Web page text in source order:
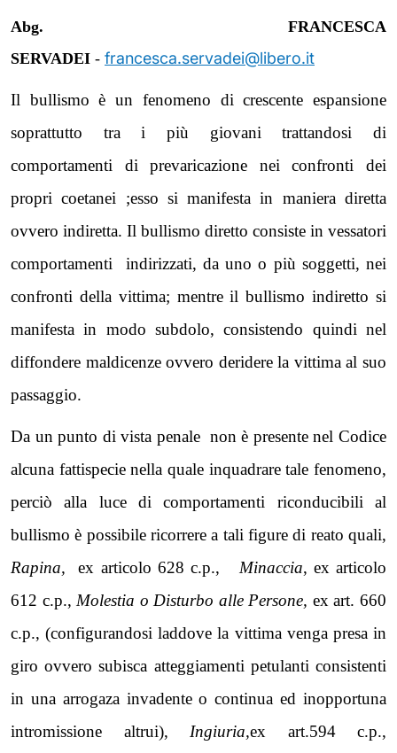
Abg. FRANCESCA
SERVADEI - francesca.servadei@libero.it
Il bullismo è un fenomeno di crescente espansione
soprattutto tra i più giovani trattandosi di
comportamenti di prevaricazione nei confronti dei
propri coetanei ;esso si manifesta in maniera diretta
ovvero indiretta. Il bullismo diretto consiste in vessatori
comportamenti indirizzati, da uno o più soggetti, nei
confronti della vittima; mentre il bullismo indiretto si
manifesta in modo subdolo, consistendo quindi nel
diffondere maldicenze ovvero deridere la vittima al suo
passaggio.
Da un punto di vista penale non è presente nel Codice
alcuna fattispecie nella quale inquadrare tale fenomeno,
perciò alla luce di comportamenti riconducibili al
bullismo è possibile ricorrere a tali figure di reato quali,
Rapina,
ex articolo 628 c.p., Minaccia, ex articolo
612 c.p., Molestia o Disturbo alle Persone, ex art. 660
c.p., (configurandosi laddove la vittima venga presa in
giro ovvero subisca atteggiamenti petulanti consistenti
in una arrogaza invadente o continua ed inopportuna
intromissione altrui), Ingiuria,ex art.594 c.p.,